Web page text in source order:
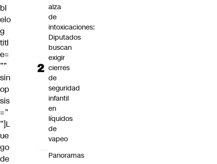
bl
elo
g
titl
e=
””
sin
op
sis
=”
”]L
ue
go
de
alza
de
intoxicaciones:
Diputados
buscan
exigir
cierres
de
seguridad
infantil
en
líquidos
de
vapeo
Panoramas